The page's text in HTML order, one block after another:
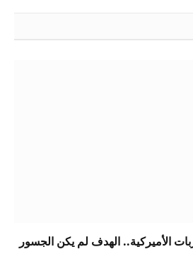
الأميركية.. الهدف لم يكن الجسور